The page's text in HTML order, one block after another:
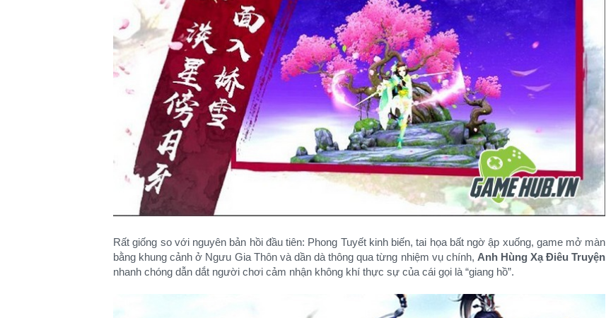
Rất giống so với nguyên bản hồi đầu tiên: Phong Tuyết kinh biến, tai họa bất ngờ ập xuống, game mở màn
bằng khung cảnh ở Ngưu Gia Thôn và dần dà thông qua từng nhiệm vụ chính, Anh Hùng Xạ Điêu Truyện
nhanh chóng dẫn dắt người chơi cảm nhận không khí thực sự của cái gọi là “giang hồ”.